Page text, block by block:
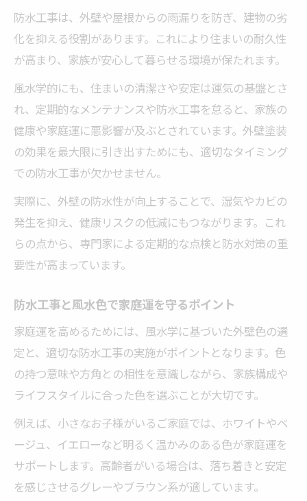
専門家が語る外壁色選びと防水工事の関係
防水工事で運気が上がる理由を徹底解説
防水工事は、外壁や屋根からの雨漏りを防ぎ、建物の劣
化を抑える役割があります。これにより住まいの耐久性
が高まり、家族が安心して暮らせる環境が保たれます。
風水学的にも、住まいの清潔さや安定は運気の基盤とさ
れ、定期的なメンテナンスや防水工事を怠ると、家族の
健康や家庭運に悪影響が及ぶとされています。外壁塗装
の効果を最大限に引き出すためにも、適切なタイミング
での防水工事が欠かせません。
実際に、外壁の防水性が向上することで、湿気やカビの
発生を抑え、健康リスクの低減にもつながります。これ
らの点から、専門家による定期的な点検と防水対策の重
要性が高まっています。
防水工事と風水色で家庭運を守るポイント
家庭運を高めるためには、風水学に基づいた外壁色の選
定と、適切な防水工事の実施がポイントとなります。色
の持つ意味や方角との相性を意識しながら、家族構成や
ライフスタイルに合った色を選ぶことが大切です。
例えば、小さなお子様がいるご家庭では、ホワイトやベ
ージュ、イエローなど明るく温かみのある色が家庭運を
サポートします。高齢者がいる場合は、落ち着きと安定
を感じさせるグレーやブラウン系が適しています。